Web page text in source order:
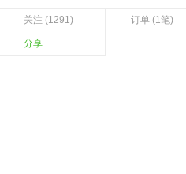
关注 (1291) 订单 (1笔)
分享